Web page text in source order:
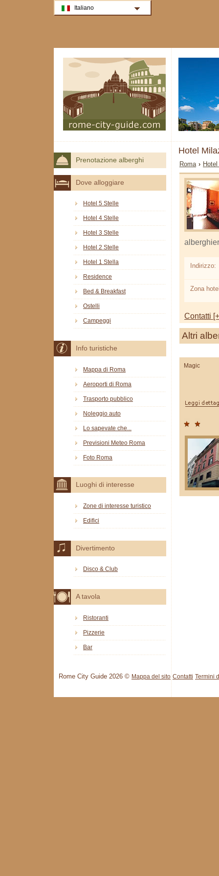
Hotel
Roma ›
Indirizzo:
Zona
Contatti
Altri
Magic
Prenotazione alberghi
Dove alloggiare
Hotel 5 Stelle
Hotel 4 Stelle
Hotel 3 Stelle
Hotel 2 Stelle
Hotel 1 Stella
Residence
Bed & Breakfast
Ostelli
Campeggi
Info turistiche
Mappa di Roma
Aeroporti di Roma
Trasporto pubblico
Noleggio auto
Lo sapevate che...
Previsioni Meteo Roma
Foto Roma
Luoghi di interesse
Zone di interesse turistico
Edifici
Divertimento
Disco & Club
A tavola
Ristoranti
Pizzerie
Bar
Rome City Guide 2026 © Mappa del sito Contatti Termini
Italiano